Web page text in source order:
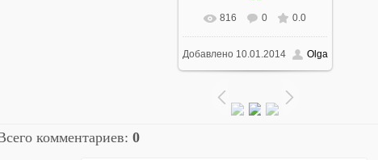
В реальном размере
525x700/ 69.0Kb
816 0 0.0
Добавлено10.01.2014 Olga
комментариев: 0